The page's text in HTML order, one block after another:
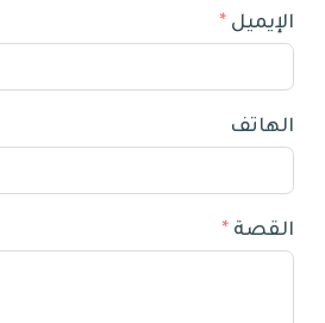
الإيميل
الهاتف
القصة